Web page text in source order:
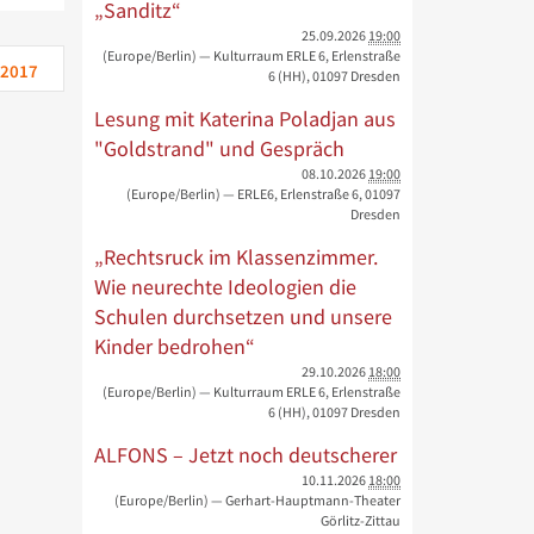
„Sanditz“
25.09.2026 19:00
(Europe/Berlin) — Kulturraum ERLE 6, Erlenstraße
6 (HH), 01097 Dresden
Lesung mit Katerina Poladjan aus
"Goldstrand" und Gespräch
08.10.2026 19:00
(Europe/Berlin) — ERLE6, Erlenstraße 6, 01097
Dresden
„Rechtsruck im Klassenzimmer.
Wie neurechte Ideologien die
Schulen durchsetzen und unsere
Kinder bedrohen“
29.10.2026 18:00
(Europe/Berlin) — Kulturraum ERLE 6, Erlenstraße
6 (HH), 01097 Dresden
ALFONS – Jetzt noch deutscherer
10.11.2026 18:00
(Europe/Berlin) — Gerhart-Hauptmann-Theater
Görlitz-Zittau